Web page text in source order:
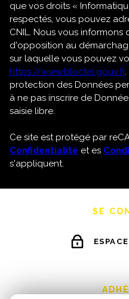
que vos droits «
respectés, vous pouvez
CNIL. Nous vous informons
d'opposition au
sur laquelle vous pouvez
https://www.bloctel.gouv.fr
protection des Données
à ne pas inscrire de
saisie libre.
Ce site est protégé par
Confidentialité et es
s'appliquent.
SE